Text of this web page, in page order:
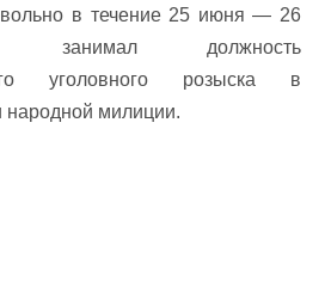
в течение 25 июня — 26
занимал должность
уголовного розыска в
народной милиции.